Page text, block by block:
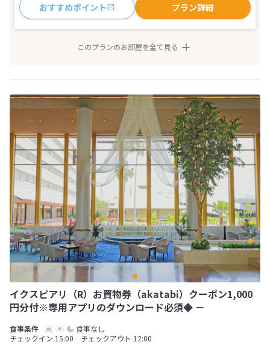
おすすめポイント プラン詳細
このプランのお部屋を全て見る
イクスピアリ（R）お買物券（akatabi）クーポン1,000
円分付※専用アプリのダウンロード必須◆ －
食事なし
チェックイン 15:00 チェックアウト 12:00